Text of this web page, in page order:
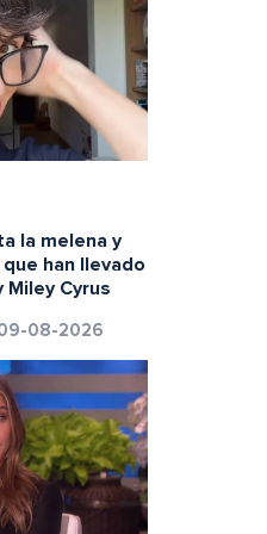
la melena y
han llevado
Miley Cyrus
08-2026